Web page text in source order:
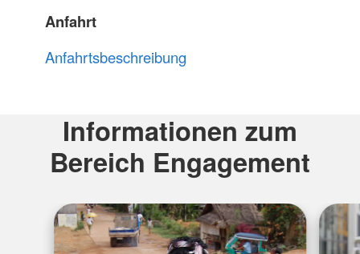
Anfahrt
Anfahrtsbeschreibung
Informationen zum
Bereich Engagement